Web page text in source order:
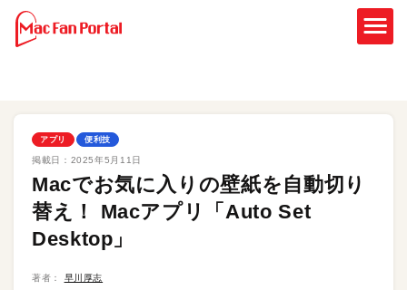
アプリ 便利技
掲載日： 2025年5月11日
Macでお気に入りの壁紙を自動切り
替え！ Macアプリ「Auto Set
Desktop」
著者： 早川厚志